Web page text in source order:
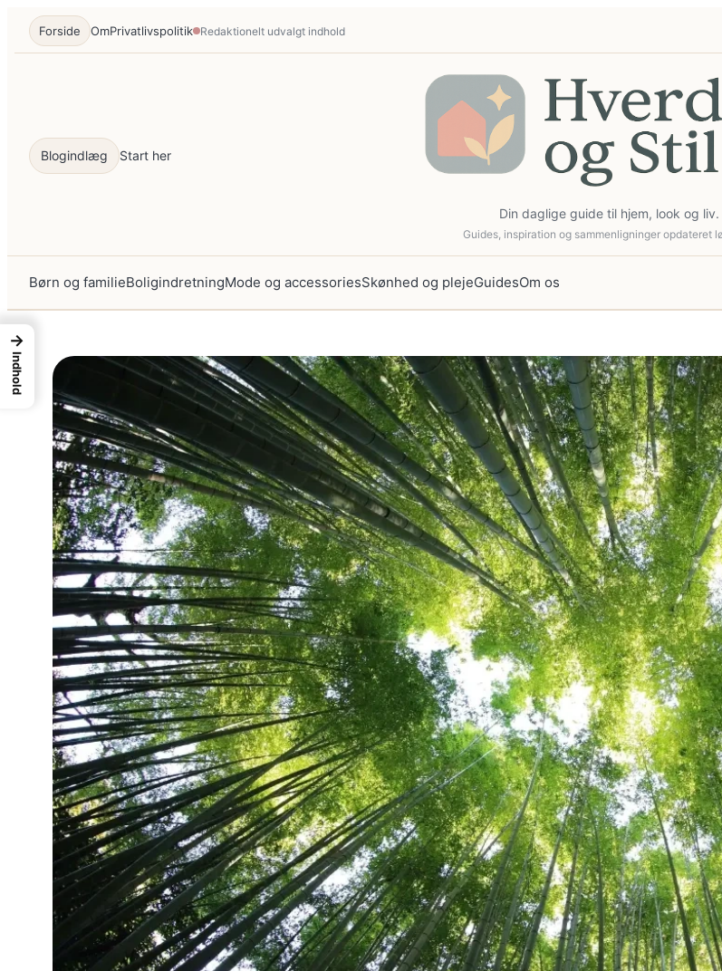
Spring
Forside OmPrivatlivspolitik Redaktionelt udvalgt indhold
Blogindlæg Start her
Din daglige guide til hjem, look og liv.
Guides, inspiration og sammenligninger opdateret
Børn og familieBoligindretningMode og accessoriesSkønhed og plejeGuidesOm os
→
Indhold